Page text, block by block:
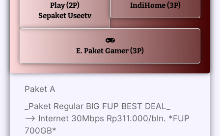
Play (2P)
Sepaket Useetv
IndiHome (3P)
E. Paket Gamer (3P)
Paket A
_Paket Regular BIG FUP BEST DEAL_
—> Internet 30Mbps Rp311.000/bln. *FUP
700GB*